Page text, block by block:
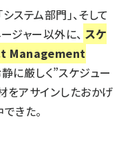
ステム部門」、そして
ジャー以外に、 スケ
Management
に厳しく”スケジュー
をアサインしたおかげ
きた。